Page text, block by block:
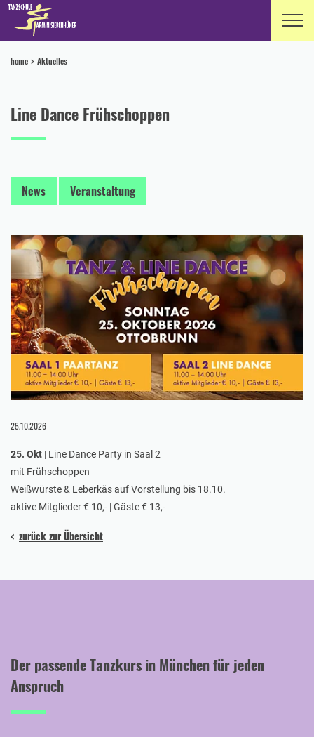
home Aktuelles
Line Dance Frühschoppen
News Veranstaltung
25.10.2026
25. Okt | Line Dance Party in Saal 2
mit Frühschoppen
Weißwürste & Leberkäs auf Vorstellung bis 18.10.
aktive Mitglieder € 10,- | Gäste € 13,-
zurück zur Übersicht
Der passende Tanzkurs in München für jeden
Anspruch